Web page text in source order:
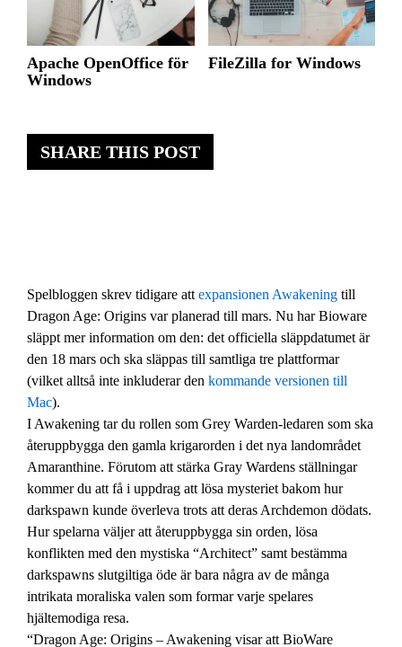
SHARE THIS POST
Spelbloggen skrev tidigare att expansionen Awakening till
Dragon Age: Origins var planerad till mars. Nu har Bioware
släppt mer information om den: det officiella släppdatumet är
den 18 mars och ska släppas till samtliga tre plattformar
(vilket alltså inte inkluderar den kommande versionen till
Mac).
I Awakening tar du rollen som Grey Warden-ledaren som ska
återuppbygga den gamla krigarorden i det nya landområdet
Amaranthine. Förutom att stärka Gray Wardens ställningar
kommer du att få i uppdrag att lösa mysteriet bakom hur
darkspawn kunde överleva trots att deras Archdemon dödats.
Hur spelarna väljer att återuppbygga sin orden, lösa
konflikten med den mystiska “Architect” samt bestämma
darkspawns slutgiltiga öde är bara några av de många
intrikata moraliska valen som formar varje spelares
hjältemodiga resa.
“Dragon Age: Origins – Awakening visar att BioWare
Apache OpenOffice för
Windows
FileZilla for Windows